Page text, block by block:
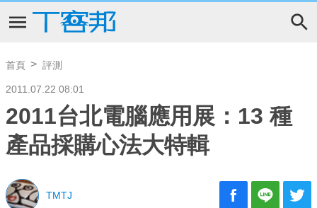
首頁 評測
2011.07.22 08:01
2011台北電腦應用展：13 種
產品採購心法大特輯
TMTJ